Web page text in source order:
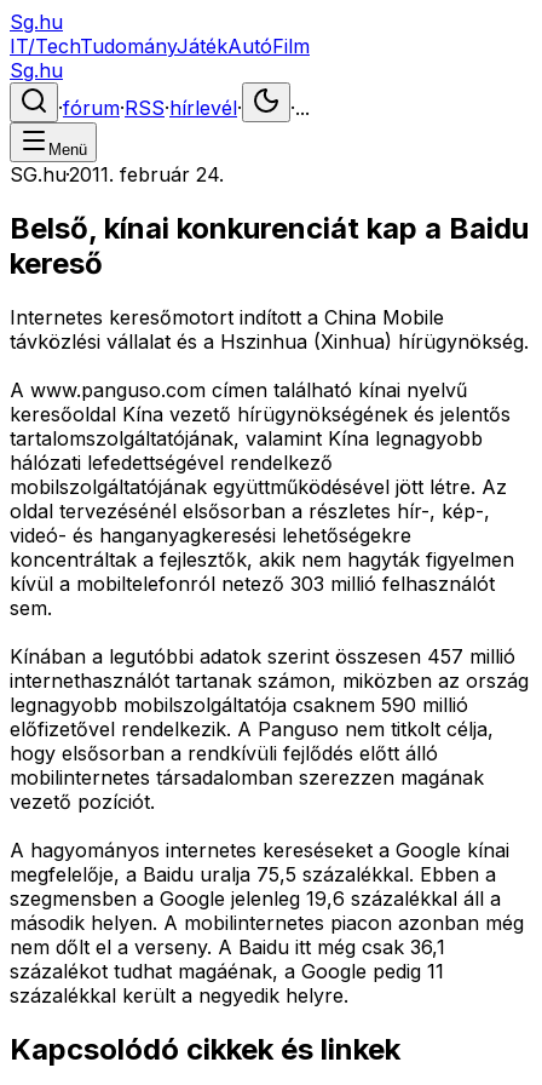
Sg.hu
IT/TechTudományJátékAutóFilm
Sg.hu
·fórum·RSS·hírlevél· ·...
Menü
SG.hu·2011. február 24.
Belső, kínai konkurenciát kap a Baidu
kereső
Internetes keresőmotort indított a China Mobile
távközlési vállalat és a Hszinhua (Xinhua) hírügynökség.
A www.panguso.com címen található kínai nyelvű
keresőoldal Kína vezető hírügynökségének és jelentős
tartalomszolgáltatójának, valamint Kína legnagyobb
hálózati lefedettségével rendelkező
mobilszolgáltatójának együttműködésével jött létre. Az
oldal tervezésénél elsősorban a részletes hír-, kép-,
videó- és hanganyagkeresési lehetőségekre
koncentráltak a fejlesztők, akik nem hagyták figyelmen
kívül a mobiltelefonról netező 303 millió felhasználót
sem.
Kínában a legutóbbi adatok szerint összesen 457 millió
internethasználót tartanak számon, miközben az ország
legnagyobb mobilszolgáltatója csaknem 590 millió
előfizetővel rendelkezik. A Panguso nem titkolt célja,
hogy elsősorban a rendkívüli fejlődés előtt álló
mobilinternetes társadalomban szerezzen magának
vezető pozíciót.
A hagyományos internetes kereséseket a Google kínai
megfelelője, a Baidu uralja 75,5 százalékkal. Ebben a
szegmensben a Google jelenleg 19,6 százalékkal áll a
második helyen. A mobilinternetes piacon azonban még
nem dőlt el a verseny. A Baidu itt még csak 36,1
százalékot tudhat magáénak, a Google pedig 11
százalékkal került a negyedik helyre.
Kapcsolódó cikkek és linkek